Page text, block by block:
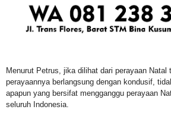
Menurut Petrus, jika dilihat dari perayaan Natal
perayaannya berlangsung dengan kondusif,
apapun yang bersifat mengganggu perayaan
seluruh Indonesia.